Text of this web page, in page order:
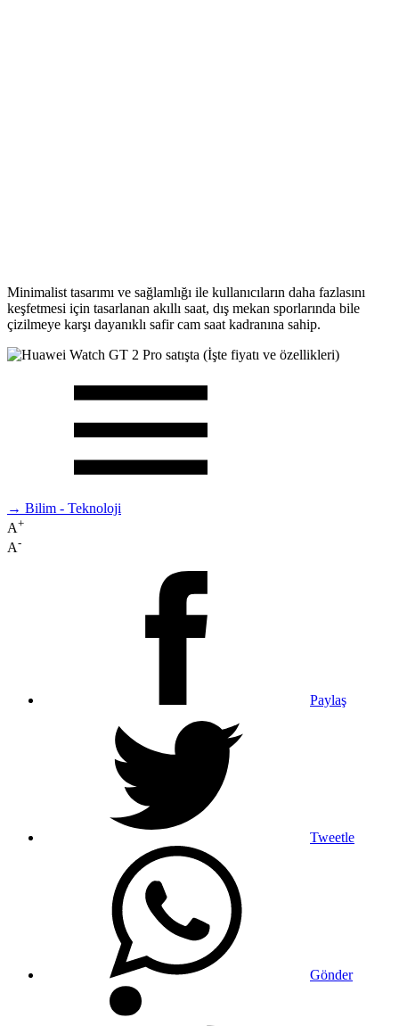
Minimalist tasarımı ve sağlamlığı ile kullanıcıların daha fazlasını
keşfetmesi için tasarlanan akıllı saat, dış mekan sporlarında bile
çizilmeye karşı dayanıklı safir cam saat kadranına sahip.
→ Bilim - Teknoloji
A+
A-
Paylaş
Tweetle
Gönder